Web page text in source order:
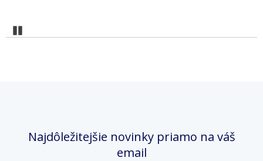
Najdôležitejšie novinky priamo na váš
email